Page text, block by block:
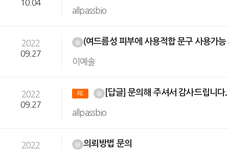
10.04
allpassbio
2022
09.27
(여드름성 피부에 사용적합 문구 사용가
이예솔
2022
09.27
RE [답글] 문의해 주셔서 감사드립니다.
allpassbio
2022 의뢰방법 문의